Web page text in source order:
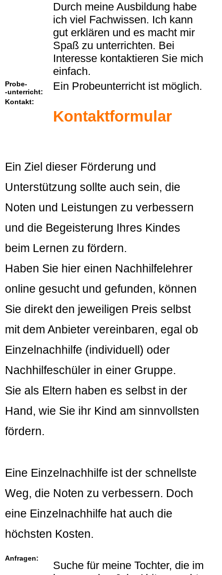
Durch meine Ausbildung habe
ich viel Fachwissen. Ich kann
gut erklären und es macht mir
Spaß zu unterrichten. Bei
Interesse kontaktieren Sie mich
einfach.
Probe-
-unterricht:
Ein Probeunterricht ist möglich.
Kontakt:
Kontaktformular
Ein Ziel dieser Förderung und
Unterstützung sollte auch sein, die
Noten und Leistungen zu verbessern
und die Begeisterung Ihres Kindes
beim Lernen zu fördern.
Haben Sie hier einen Nachhilfelehrer
online gesucht und gefunden, können
Sie direkt den jeweiligen Preis selbst
mit dem Anbieter vereinbaren, egal ob
Einzelnachhilfe (individuell) oder
Nachhilfeschüler in einer Gruppe.
Sie als Eltern haben es selbst in der
Hand, wie Sie ihr Kind am sinnvollsten
fördern.
Eine Einzelnachhilfe ist der schnellste
Weg, die Noten zu verbessern. Doch
eine Einzelnachhilfe hat auch die
höchsten Kosten.
Anfragen:
Suche für meine Tochter, die im